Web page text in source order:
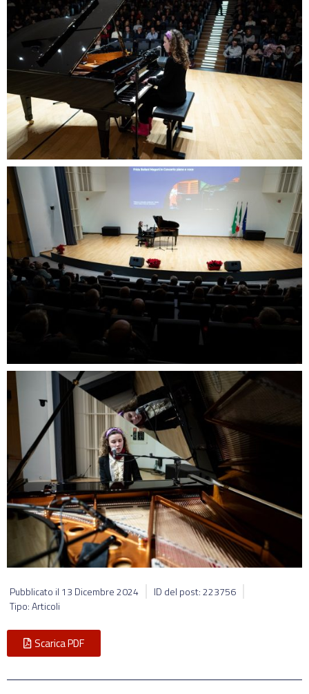
Pubblicato il 13 Dicembre 2024
ID del post: 223756
Tipo: Articoli
Scarica PDF